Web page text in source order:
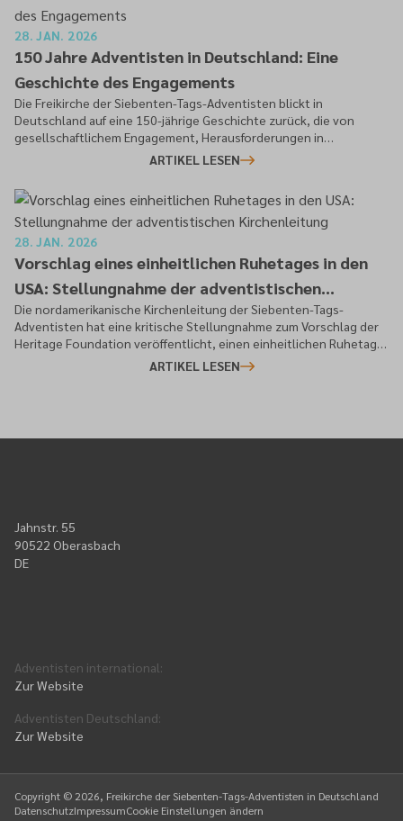
28. JAN. 2026
150 Jahre Adventisten in Deutschland: Eine
Geschichte des Engagements
Die Freikirche der Siebenten-Tags-Adventisten blickt in
Deutschland auf eine 150-jährige Geschichte zurück, die von
gesellschaftlichem Engagement, Herausforderungen in
Kriegszeiten und beständigem Wachstum geprägt ist.
ARTIKEL LESEN
28. JAN. 2026
Vorschlag eines einheitlichen Ruhetages in den
USA: Stellungnahme der adventistischen
Kirchenleitung
Die nordamerikanische Kirchenleitung der Siebenten-Tags-
Adventisten hat eine kritische Stellungnahme zum Vorschlag der
Heritage Foundation veröffentlicht, einen einheitlichen Ruhetag
in den USA gesetzlich festzulegen.
ARTIKEL LESEN
Jahnstr. 55
90522 Oberasbach
DE
Adventisten international:
Zur Website
Adventisten Deutschland:
Zur Website
Copyright © 2026, Freikirche der Siebenten-Tags-Adventisten in Deutschland
DatenschutzImpressumCookie Einstellungen ändern